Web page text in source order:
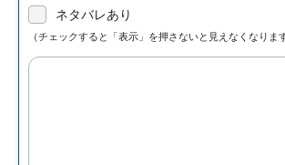
ネタバレあり
（チェックすると「表示」を押さないと見えなくなります